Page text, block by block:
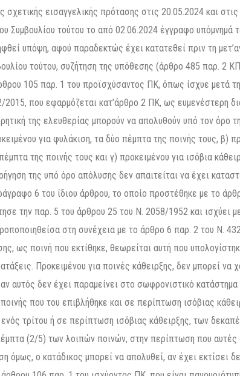
σχετικής εισαγγελικής πρότασης στις 20.05.2024 και
Συμβουλίου τούτου το από 02.06.2024 έγγραφο υπόμνημά
υπόψη, αφού παραδεκτώς έχει κατατεθεί πριν τη
τούτου, συζήτηση της υπόθεσης (άρθρο 485 παρ. 2
105 παρ. 1 του προϊσχύσαντος ΠΚ, όπως ίσχυε μετά
που εφαρμόζεται κατ’άρθρο 2 ΠΚ, ως ευμενέστερη
της ελευθερίας μπορούν να απολυθούν υπό τον όρο
για φυλάκιση, τα δύο πέμπτα της ποινής τους, β)
της ποινής τους και γ) προκειμένου για ισόβια
της υπό όρο απόλυσης δεν απαιτείται να έχει
6 του ίδιου άρθρου, το οποίο προστέθηκε με το
την παρ. 5 του άρθρου 25 του Ν. 2058/1952 και ισχύει
στη συνέχεια με το άρθρο 6 παρ. 2 του Ν.
ως ποινή που εκτίθηκε, θεωρείται αυτή που
Προκειμένου για ποινές κάθειρξης, δεν μπορεί να
αυτός δεν έχει παραμείνει στο σωφρονιστικό κατάστημα
που του επιβλήθηκε και σε περίπτωση ισόβιας
τρίτου ή σε περίπτωση ισόβιας κάθειρξης, των
(2/5) των λοιπών ποινών, στην περίπτωση που αυτές
όμως, ο κατάδικος μπορεί να απολυθεί, αν έχει εκτίσει